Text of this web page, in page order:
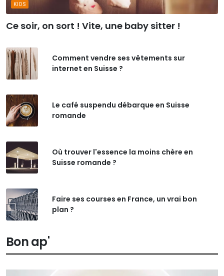
KIDS
Ce soir, on sort ! Vite, une baby sitter !
Comment vendre ses vêtements sur
internet en Suisse ?
Le café suspendu débarque en Suisse
romande
Où trouver l'essence la moins chère en
Suisse romande ?
Faire ses courses en France, un vrai bon
plan ?
Bon ap'